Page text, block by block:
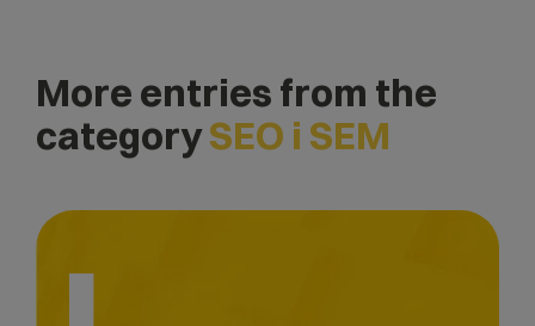
More entries from the
categorySEO i SEM